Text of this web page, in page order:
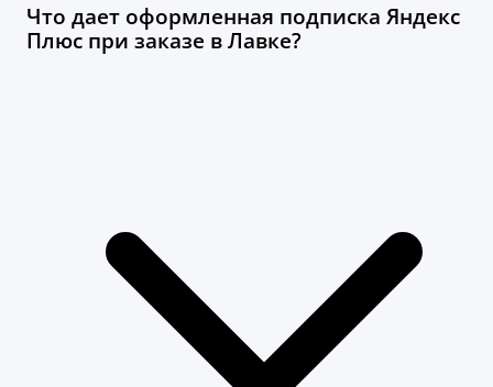
Что дает оформленная подписка Яндекс
Плюс при заказе в Лавке?